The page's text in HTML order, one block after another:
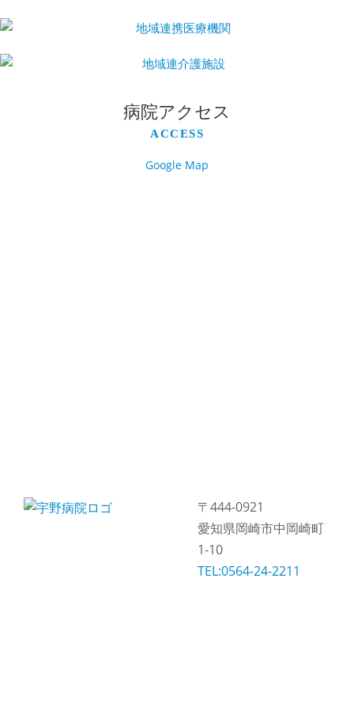
病院アクセス
ACCESS
Google Map
〒444-0921
愛知県岡崎市中岡崎町
1-10
TEL:0564-24-2211